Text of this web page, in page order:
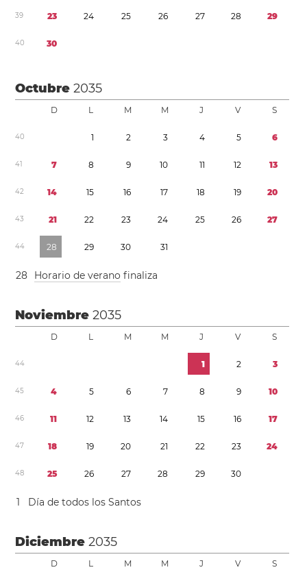
39 23 24 25 26 27 28 29
40 30
Octubre2035
D L M M J V S
40 1 2 3 4 5 6
41 7 8 9 10 11 12 13
42 14 15 16 17 18 19 20
43 21 22 23 24 25 26 27
44 28 29 30 31
28 Horario de verano finaliza
Noviembre2035
D L M M J V S
44 1 2 3
45 4 5 6 7 8 9 10
46 11 12 13 14 15 16 17
47 18 19 20 21 22 23 24
48 25 26 27 28 29 30
1 Día de todos los Santos
Diciembre2035
D L M M J V S